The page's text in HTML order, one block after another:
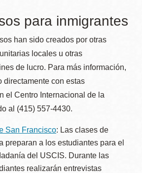
para inmigrantes
han sido creados por otras
locales u otras
de lucro. Para más información,
directamente con estas
el Centro Internacional de la
al (415) 557-4430.
San Francisco: Las clases de
preparan a los estudiantes para el
del USCIS. Durante las
realizarán entrevistas